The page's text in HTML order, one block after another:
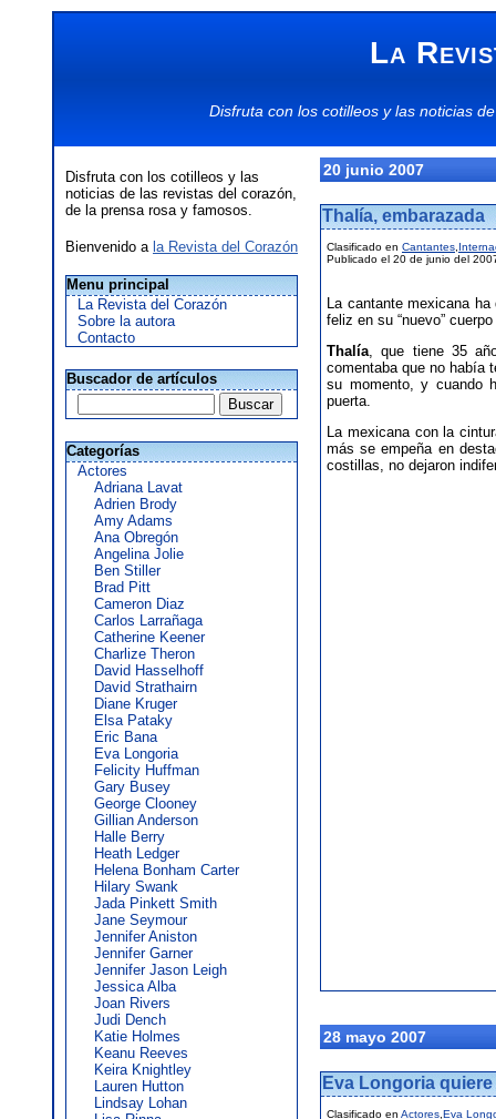
La
Disfruta con los cotilleosy las noticias
Disfruta con los cotilleos y las
noticias de las revistas del corazón,
de la prensa rosa y famosos.
Bienvenido a la Revista del Corazón
Menu principal
La Revista del Corazón
Sobre la autora
Contacto
Buscador de artículos
Categorías
Actores
Adriana Lavat
Adrien Brody
Amy Adams
Ana Obregón
Angelina Jolie
Ben Stiller
Brad Pitt
Cameron Diaz
Carlos Larrañaga
Catherine Keener
Charlize Theron
David Hasselhoff
David Strathairn
Diane Kruger
Elsa Pataky
Eric Bana
Eva Longoria
Felicity Huffman
Gary Busey
George Clooney
Gillian Anderson
Halle Berry
Heath Ledger
Helena Bonham Carter
Hilary Swank
Jada Pinkett Smith
Jane Seymour
Jennifer Aniston
Jennifer Garner
Jennifer Jason Leigh
Jessica Alba
Joan Rivers
Judi Dench
Katie Holmes
Keanu Reeves
Keira Knightley
Lauren Hutton
Lindsay Lohan
20 junio 2007
Thalía, embarazada
Clasificado en Cantantes
Publicado el 20 de junio del
La cantante mexicana
feliz en su “nuevo”
Thalía, que tiene 35
comentaba que no había
su momento, y cuando
puerta.
La mexicana con la
más se empeña en
costillas, no dejaron
28 mayo 2007
Eva Longoria
Clasificado en Actores Eva